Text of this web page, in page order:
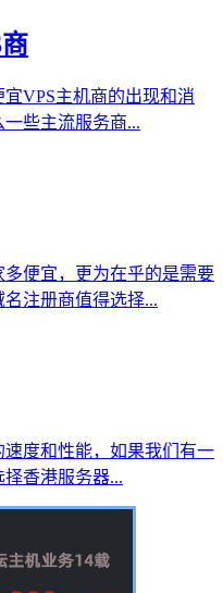
VPS主机商的出现和消
些主流服务商...
便宜，更为在乎的是需要
注册商值得选择...
度和性能，如果我们有一
香港服务器...